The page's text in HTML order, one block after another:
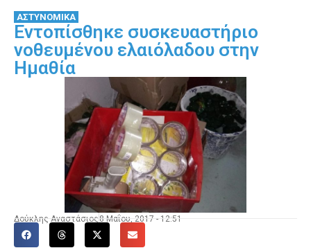
ΑΣΤΥΝΟΜΙΚΑ
Εντοπίσθηκε συσκευαστήριο
νοθευμένου ελαιόλαδου στην
Ημαθία
Δούκλης Αναστάσιος 8 Μαΐου, 2017 - 12:51